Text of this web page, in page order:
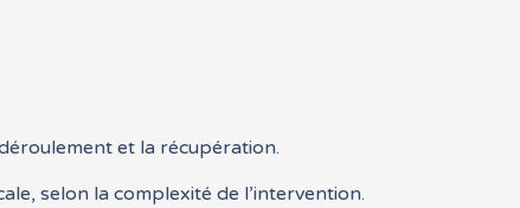
et la récupération.
selon la complexité de l’intervention.